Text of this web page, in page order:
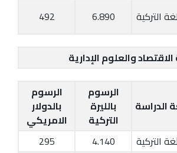
التركية 6.890
492
والعلوم الإدارية
الدراسة
الرسوم
بالليرة
التركية
الرسوم
بالدولار
الامريكي
التركية 4.140
295